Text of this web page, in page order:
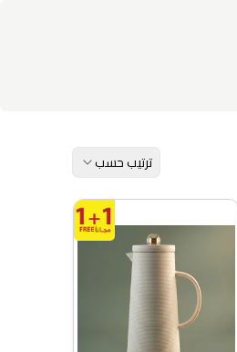
ترتيب حسب